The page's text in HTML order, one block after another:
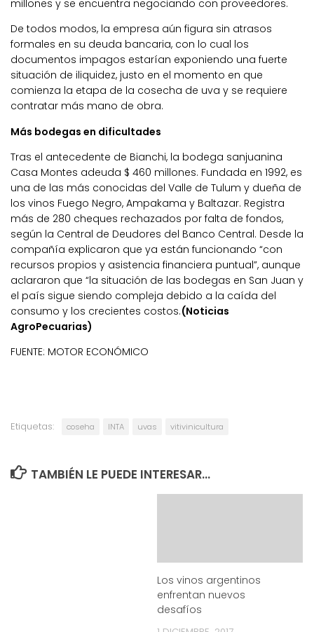
millones y se encuentra negociando con proveedores.
De todos modos, la empresa aún figura sin atrasos
formales en su deuda bancaria, con lo cual los
documentos impagos estarían exponiendo una fuerte
situación de iliquidez, justo en el momento en que
comienza la etapa de la cosecha de uva y se requiere
contratar más mano de obra.
Más bodegas en dificultades
Tras el antecedente de Bianchi, la bodega sanjuanina
Casa Montes adeuda $ 460 millones. Fundada en 1992, es
una de las más conocidas del Valle de Tulum y dueña de
los vinos Fuego Negro, Ampakama y Baltazar. Registra
más de 280 cheques rechazados por falta de fondos,
según la Central de Deudores del Banco Central. Desde la
compañía explicaron que ya están funcionando “con
recursos propios y asistencia financiera puntual”, aunque
aclararon que “la situación de las bodegas en San Juan y
el país sigue siendo compleja debido a la caída del
consumo y los crecientes costos.(Noticias
AgroPecuarias)
FUENTE: MOTOR ECONÓMICO
Etiquetas: coseha INTA uvas vitivinicultura
TAMBIÉN LE PUEDE INTERESAR...
Los vinos argentinos
enfrentan nuevos
desafíos